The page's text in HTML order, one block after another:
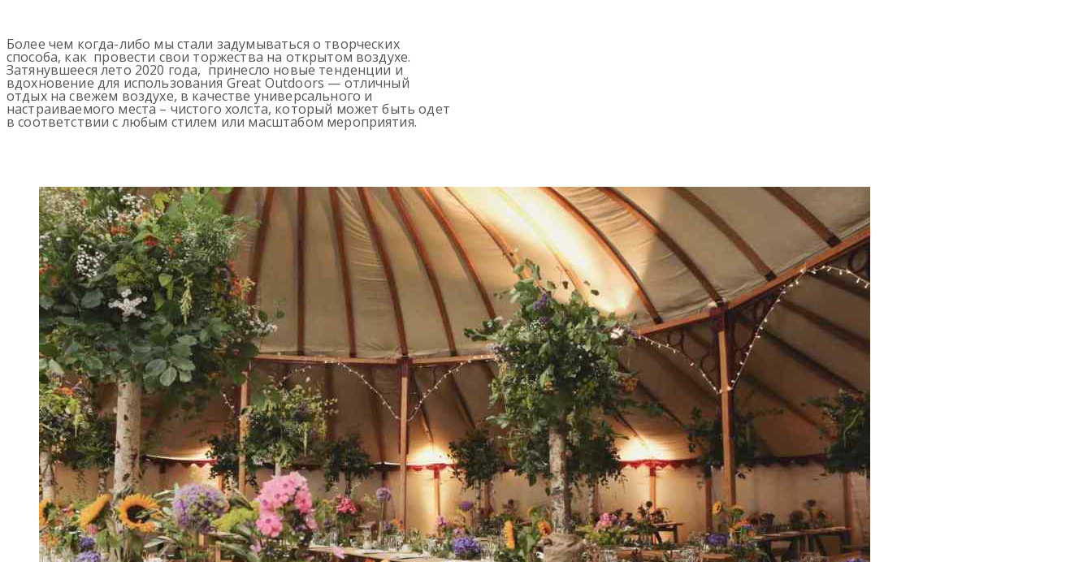
Более чем когда-либо мы стали задумываться о творческих
способа, как провести свои торжества на открытом воздухе.
Затянувшееся лето 2020 года, принесло новые тенденции и
вдохновение для использования Great Outdoors — отличный
отдых на свежем воздухе, в качестве универсального и
настраиваемого места – чистого холста, который может быть одет
в соответствии с любым стилем или масштабом мероприятия.